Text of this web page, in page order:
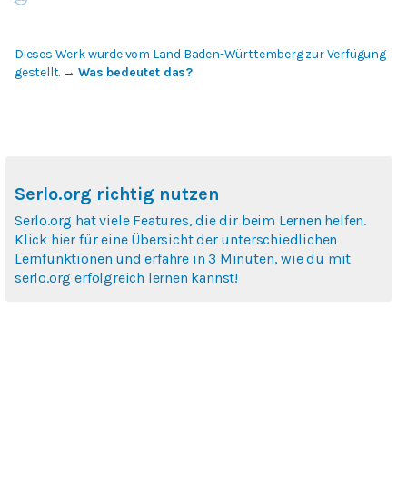
Dieses Werk wurde vom Land Baden-Württemberg zur Verfügung
gestellt. → Was bedeutet das?
Serlo.org richtig nutzen
Serlo.org hat viele Features, die dir beim Lernen helfen.
Klick hier für eine Übersicht der unterschiedlichen
Lernfunktionen und erfahre in 3 Minuten, wie du mit
serlo.org erfolgreich lernen kannst!